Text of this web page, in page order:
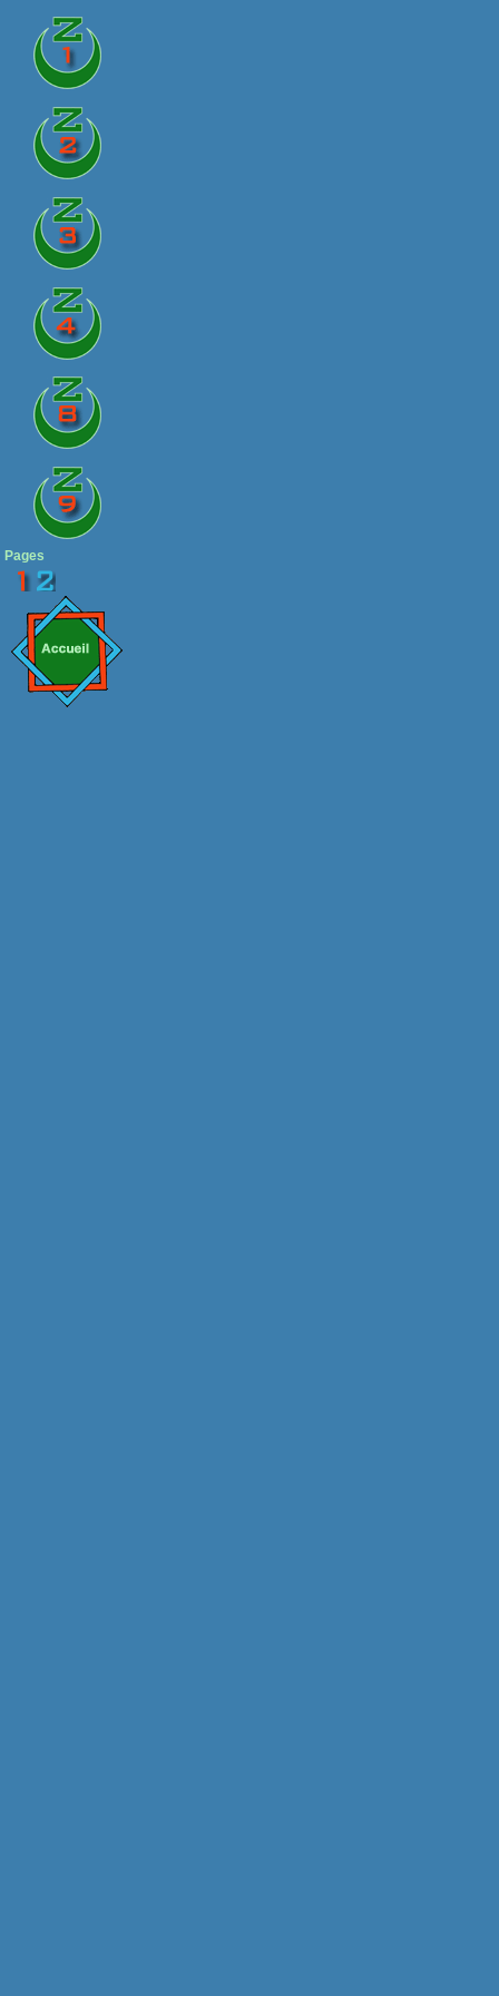
Pages